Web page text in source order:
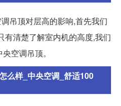
吊顶对层高的影响,首先我们
有清楚了解室内机的高度,我们
空调吊顶。
么样_中央空调_舒适100